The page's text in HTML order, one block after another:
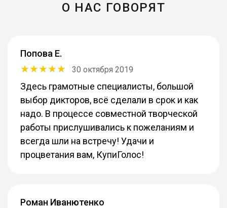
О НАС ГОВОРЯТ
Попова Е.
30 октября 2019
Здесь грамотные специалисты, большой
выбор дикторов, всё сделали в срок и как
надо. В процессе совместной творческой
работы прислушивались к пожеланиям и
всегда шли на встречу! Удачи и
процветания вам, КупиГолос!
Роман Иванютенко